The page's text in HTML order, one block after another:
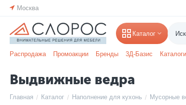
Москва
Каталог
Распродажа Промоакции Бренды 3Д-Базис Каталоги
Выдвижные ведра
Главная / Каталог / Наполнение для кухонь / Мусорные